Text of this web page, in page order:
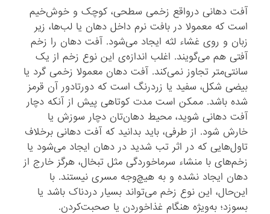
آفت دهانی در‌واقع زخمی سطحی، کوچک و خوش‌خیم
است که معمولا در بافت نرم داخل دهان یا لب‌ها، زیر
زبان و روی غشاء لثه‌ ایجاد می‌شود. آفت دهان را زخم
آفتی هم می‌گویند. اغلب اندازه‌ی این نوع زخم از یک
سانتی‌متر تجاوز نمی‌کند. آفت دهان معمولا زخمی گرد یا
بیضی شکل، سفید یا زرد‌رنگ است که دورتادور آن قرمز
شده باشد. ممکن است مدت کوتاهی پیش از آنکه دچار
آفت دهانی شوید، محیط دهان‌تان دچار سوزش یا
خارش شود. از طرفی، باید بدانید که آفت دهانی برخلاف
تاول‌هایی که در اثر تب شدید در دهان ایجاد می‌شود یا
زخم‌های با منشاء سرماخوردگی مثل تبخال، هرگز خارج از
دهان ایجاد نشده و به هیچ‌وجه مسری نیستند. با
این‌حال، این نوع زخم می‌تواند بسیار دردناک باشد یا
بسوزد؛ به‌ویژه هنگام غذاخوردن یا صحبت‌کردن.